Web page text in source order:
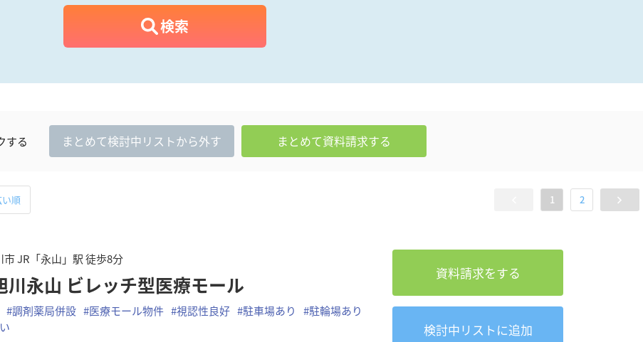
検索
する まとめて検討中リストから外す まとめて資料請求する
い順 1 2
JR「永山」駅 徒歩8分
川永山 ビレッチ型医療モール
#調剤薬局併設 #医療モール物件 #視認性良好 #駐車場あり #駐輪場あり
資料請求をする
検討中リストに追加